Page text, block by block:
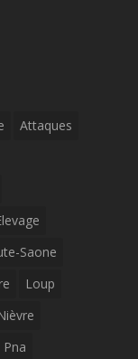
Attaques
Saone
Loup
Pna